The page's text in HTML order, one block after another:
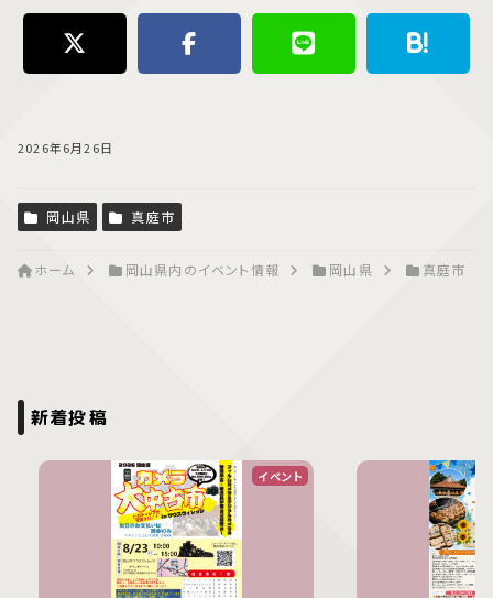
2026年6月26日
岡山県 真庭市
ホーム 岡山県内のイベント情報 岡山県 真庭市
新着投稿
イベント